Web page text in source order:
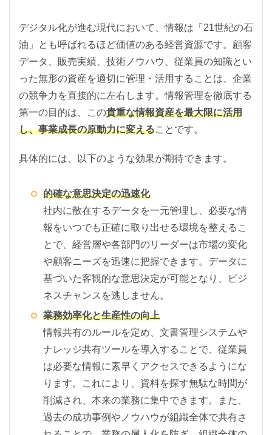
デジタル化が進む現代において、情報は「21世紀の石
油」とも呼ばれるほど価値のある経営資源です。顧客
データ、販売実績、技術ノウハウ、従業員の知識とい
った無形の資産を適切に管理・活用することは、企業
の競争力を直接的に左右します。情報管理を徹底する
第一の目的は、この貴重な情報資産を最大限に活用
し、事業成長の原動力に変えることです。
具体的には、以下のような効果が期待できます。
的確な意思決定の迅速化
社内に散在するデータを一元管理し、必要な情
報をいつでも正確に取り出せる環境を整えるこ
とで、経営層や各部門のリーダーは市場の変化
や顧客ニーズを迅速に把握できます。データに
基づいた客観的な意思決定が可能となり、ビジ
ネスチャンスを逃しません。
業務効率化と生産性の向上
情報共有のルールを定め、文書管理システムや
ナレッジ共有ツールを導入することで、従業員
は必要な情報に素早くアクセスできるようにな
ります。これにより、資料を探す無駄な時間が
削減され、本来の業務に集中できます。また、
過去の成功事例やノウハウが組織全体で共有さ